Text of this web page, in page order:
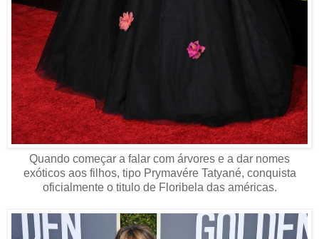
Quando começar a falar com árvores e a dar nomes
exóticos aos filhos, tipo Prymavére Tatyané, conquista
oficialmente o titulo de Floribela das américas.